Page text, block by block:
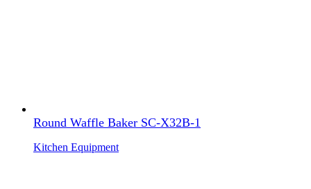
Round Waffle Baker SC-X32B-1
Kitchen Equipment